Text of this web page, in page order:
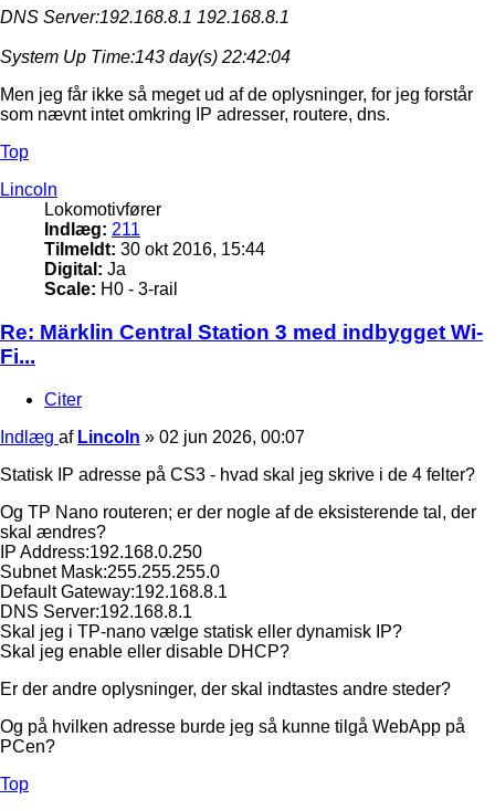
DNS Server:192.168.8.1 192.168.8.1
System Up Time:143 day(s) 22:42:04
Men jeg får ikke så meget ud af de oplysninger, for jeg forstår
som nævnt intet omkring IP adresser, routere, dns.
Top
Lincoln
Lokomotivfører
Indlæg: 211
Tilmeldt: 30 okt 2016, 15:44
Digital: Ja
Scale: H0 - 3-rail
Re: Märklin Central Station 3 med indbygget Wi-
Fi...
Citer
Indlæg af Lincoln » 02 jun 2026, 00:07
Statisk IP adresse på CS3 - hvad skal jeg skrive i de 4 felter?
Og TP Nano routeren; er der nogle af de eksisterende tal, der
skal ændres?
IP Address:192.168.0.250
Subnet Mask:255.255.255.0
Default Gateway:192.168.8.1
DNS Server:192.168.8.1
Skal jeg i TP-nano vælge statisk eller dynamisk IP?
Skal jeg enable eller disable DHCP?
Er der andre oplysninger, der skal indtastes andre steder?
Og på hvilken adresse burde jeg så kunne tilgå WebApp på
PCen?
Top